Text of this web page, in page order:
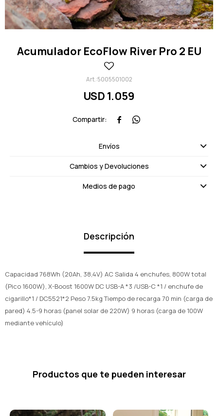
Acumulador EcoFlow River Pro 2 EU
5005501002
USD 1.059
 
Envíos
Cambios y Devoluciones
Medios de pago
Descripción
Capacidad 768Wh (20Ah, 38,4V) AC Salida 4 enchufes, 800W total
(Pico 1600W), X-Boost 1600W DC USB-A *3 /USB-C *1 / enchufe de
cigarillo*1 / DC5521*2 Peso 7.5kg Tiempo de recarga 70 min (carga de
pared) 4.5-9 horas (panel solar de 220W) 9 horas (carga de 100W
mediante vehículo)
Productos que te pueden interesar